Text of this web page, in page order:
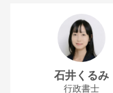
石井くるみ
行政書士